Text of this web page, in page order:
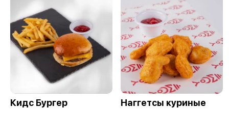
Кидс Бургер Наггетсы куриные